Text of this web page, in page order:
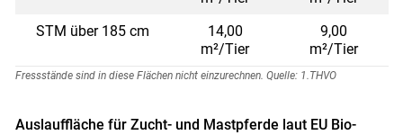
STM über 185 cm
14,00
m²/Tier
9,00
m²/Tier
Fressstände sind in diese Flächen nicht einzurechnen. Quelle: 1.THVO
Auslauffläche für Zucht- und Mastpferde laut EU Bio-